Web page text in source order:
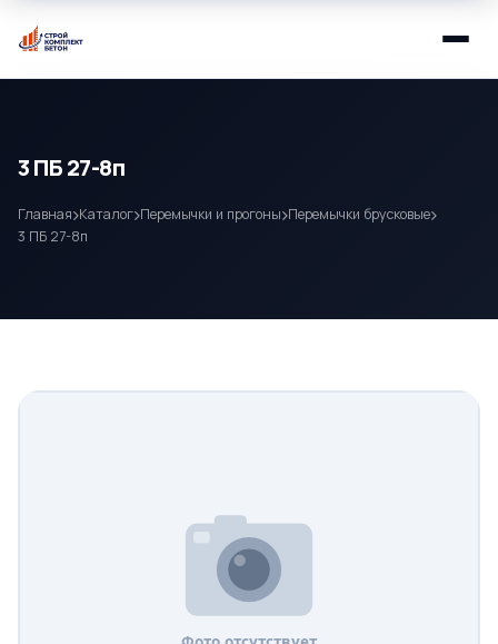
3 ПБ 27-8п
Главная Каталог Перемычки и прогоны Перемычки брусковые
3 ПБ 27-8п